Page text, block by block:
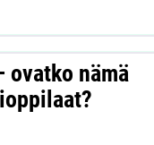
nämä